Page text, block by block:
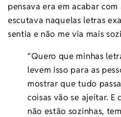
pensava era em acabar
escutava naquelas letras
sentia e não me via mais
“Quero que minhas
levem isso para as
mostrar que tudo
coisas vão se ajeitar. E
não estão sozinhas,